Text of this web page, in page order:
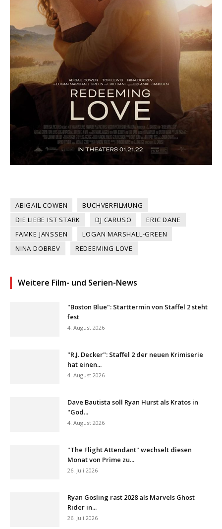
ABIGAIL COWEN
BUCHVERFILMUNG
DIE LIEBE IST STARK
DJ CARUSO
ERIC DANE
FAMKE JANSSEN
LOGAN MARSHALL-GREEN
NINA DOBREV
REDEEMING LOVE
Weitere Film- und Serien-News
"Boston Blue": Starttermin von Staffel 2 steht
fest
4. August 2026
"R.J. Decker": Staffel 2 der neuen Krimiserie
hat einen...
4. August 2026
Dave Bautista soll Ryan Hurst als Kratos in
"God...
4. August 2026
"The Flight Attendant" wechselt diesen
Monat von Prime zu...
26. Juli 2026
Ryan Gosling rast 2028 als Marvels Ghost
Rider in...
26. Juli 2026